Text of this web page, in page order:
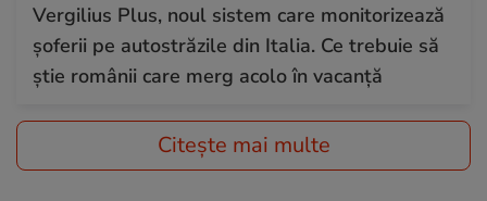
Vergilius Plus, noul sistem care monitorizează
șoferii pe autostrăzile din Italia. Ce trebuie să
știe românii care merg acolo în vacanță
Citește mai multe